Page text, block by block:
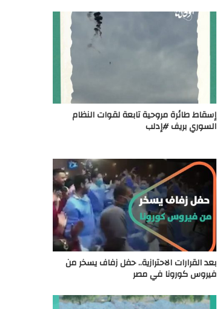
إسقاط طائرة مروحية تابعة لقوات النظام
السوري بريف #إدلب
بعد القرارات الاحترازية.. حفل زفاف يسخر من
فيروس كورونا في مصر